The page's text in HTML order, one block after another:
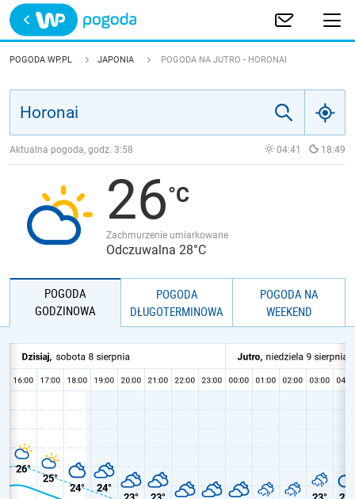
Trwa ładowanie
POLSKA
JAKOŚĆ POWIETRZA
POGODA WP.PL JAPONIA POGODA NA JUTRO - HORONAI
Aktualna pogoda, godz. 3:58 04:41 18:49
26
Zachmurzenie umiarkowane
Odczuwalna 28°C
POGODA
GODZINOWA
POGODA
DŁUGOTERMINOWA
POGODA NA
WEEKEND